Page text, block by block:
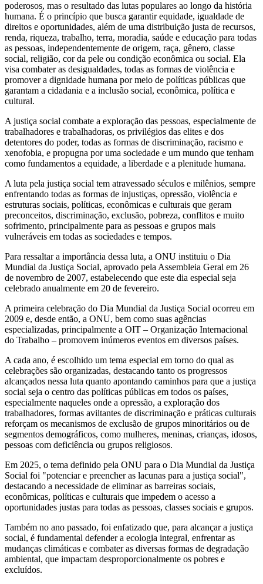
poderosos, mas o resultado das lutas populares ao longo da história
humana. É o princípio que busca garantir equidade, igualdade de
direitos e oportunidades, além de uma distribuição justa de recursos,
renda, riqueza, trabalho, terra, moradia, saúde e educação para todas
as pessoas, independentemente de origem, raça, gênero, classe
social, religião, cor da pele ou condição econômica ou social. Ela
visa combater as desigualdades, todas as formas de violência e
promover a dignidade humana por meio de políticas públicas que
garantam a cidadania e a inclusão social, econômica, política e
cultural.
A justiça social combate a exploração das pessoas, especialmente de
trabalhadores e trabalhadoras, os privilégios das elites e dos
detentores do poder, todas as formas de discriminação, racismo e
xenofobia, e propugna por uma sociedade e um mundo que tenham
como fundamentos a equidade, a liberdade e a plenitude humana.
A luta pela justiça social tem atravessado séculos e milênios, sempre
enfrentando todas as formas de injustiças, opressão, violência e
estruturas sociais, políticas, econômicas e culturais que geram
preconceitos, discriminação, exclusão, pobreza, conflitos e muito
sofrimento, principalmente para as pessoas e grupos mais
vulneráveis em todas as sociedades e tempos.
Para ressaltar a importância dessa luta, a ONU instituiu o Dia
Mundial da Justiça Social, aprovado pela Assembleia Geral em 26
de novembro de 2007, estabelecendo que este dia especial seja
celebrado anualmente em 20 de fevereiro.
A primeira celebração do Dia Mundial da Justiça Social ocorreu em
2009 e, desde então, a ONU, bem como suas agências
especializadas, principalmente a OIT – Organização Internacional
do Trabalho – promovem inúmeros eventos em diversos países.
A cada ano, é escolhido um tema especial em torno do qual as
celebrações são organizadas, destacando tanto os progressos
alcançados nessa luta quanto apontando caminhos para que a justiça
social seja o centro das políticas públicas em todos os países,
especialmente naqueles onde a opressão, a exploração dos
trabalhadores, formas aviltantes de discriminação e práticas culturais
reforçam os mecanismos de exclusão de grupos minoritários ou de
segmentos demográficos, como mulheres, meninas, crianças, idosos,
pessoas com deficiência ou grupos religiosos.
Em 2025, o tema definido pela ONU para o Dia Mundial da Justiça
Social foi "potenciar e preencher as lacunas para a justiça social",
destacando a necessidade de eliminar as barreiras sociais,
econômicas, políticas e culturais que impedem o acesso a
oportunidades justas para todas as pessoas, classes sociais e grupos.
Também no ano passado, foi enfatizado que, para alcançar a justiça
social, é fundamental defender a ecologia integral, enfrentar as
mudanças climáticas e combater as diversas formas de degradação
ambiental, que impactam desproporcionalmente os pobres e
excluídos.